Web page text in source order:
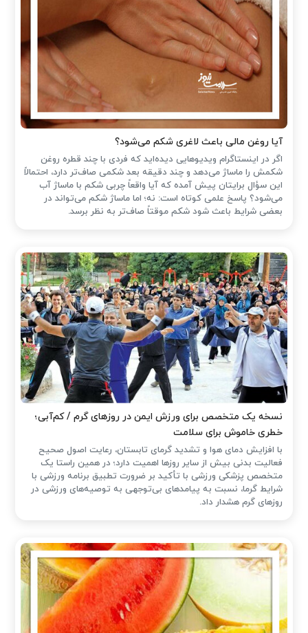
آیا روغن مالی باعث لاغری شکم می‌شود؟
اگر در اینستاگرام ویدیوهایی دیده‌اید که فردی با چند قطره روغن
شکمش را ماساژ می‌دهد و چند دقیقه بعد شکمی صاف‌تر دارد، احتمالاً
این سؤال برایتان پیش آمده که آیا واقعاً چربی شکم با ماساژ آب
می‌شود؟ پاسخ علمی کوتاه است: نه؛ اما ماساژ شکم می‌تواند در
بعضی شرایط باعث شود شکم موقتاً صاف‌تر به نظر برسد.
نسخه یک متخصص برای ورزش ایمن در روزهای گرم / کم‌آبی؛
خطری خاموش برای سلامت
با افزایش دمای هوا و تشدید گرمای تابستان، رعایت اصول صحیح
فعالیت بدنی بیش از سایر روزها اهمیت دارد؛ در همین راستا یک
متخصص پزشکی ورزشی با تأکید بر ضرورت تطبیق برنامه ورزشی با
شرایط گرما، نسبت به پیامدهای بی‌توجهی به توصیه‌های ورزشی در
روزهای گرم هشدار داد.